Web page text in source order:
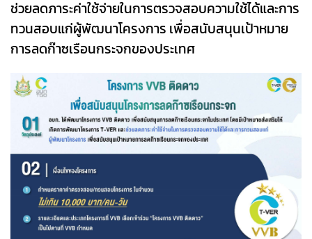
ช่วยลดภาระค่าใช้จ่ายในการตรวจสอบความใช้ได้และการ
ทวนสอบแก่ผู้พัฒนาโครงการ เพื่อสนับสนุนเป้าหมาย
การลดก๊าซเรือนกระจกของประเทศ